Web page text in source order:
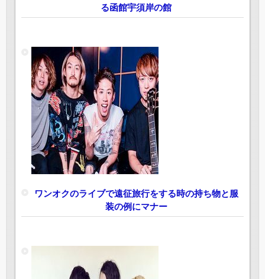
る函館宇須岸の館
ワンオクのライブで遠征旅行をする時の持ち物と服
装の例にマナー